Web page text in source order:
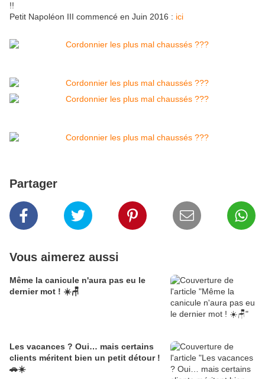
!!
Petit Napoléon III commencé en Juin 2016 : ici
Partager
Vous aimerez aussi
Même la canicule n'aura pas eu le
dernier mot ! ☀️🪑
Les vacances ? Oui… mais certains
clients méritent bien un petit détour !
🚗☀️